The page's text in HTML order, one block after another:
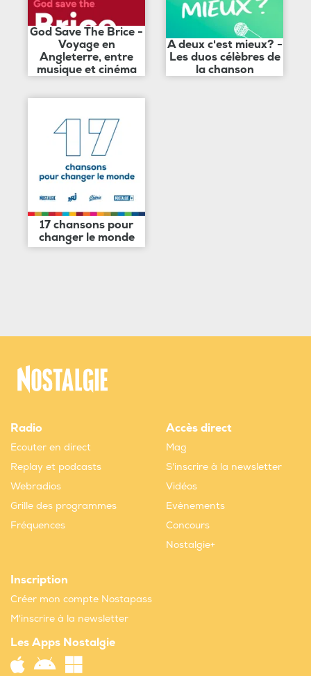
God Save The Brice -
Voyage en
Angleterre, entre
musique et cinéma
A deux c'est mieux? -
Les duos célèbres de
la chanson
17 chansons pour
changer le monde
Radio
Ecouter en direct
Replay et podcasts
Webradios
Grille des programmes
Fréquences
Accès direct
Mag
S'inscrire à la newsletter
Vidéos
Evènements
Concours
Nostalgie+
Inscription
Créer mon compte Nostapass
M'inscrire à la newsletter
Les Apps Nostalgie